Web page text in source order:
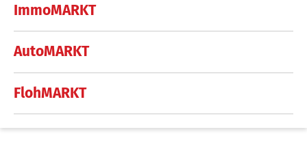
ImmoMARKT
AutoMARKT
FlohMARKT